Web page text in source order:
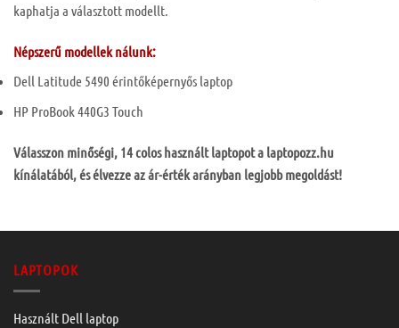
kaphatja a választott modellt.
Népszerű modellek nálunk:
Dell Latitude 5490 érintőképernyős laptop
HP ProBook 440G3 Touch
Válasszon minőségi, 14 colos használt laptopot a laptopozz.hu
kínálatából, és élvezze az ár-érték arányban legjobb megoldást!
LAPTOPOK
Használt Dell laptop